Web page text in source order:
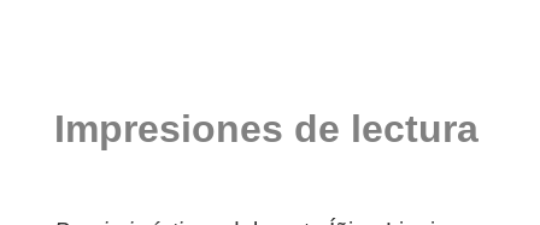
Impresiones de lectura